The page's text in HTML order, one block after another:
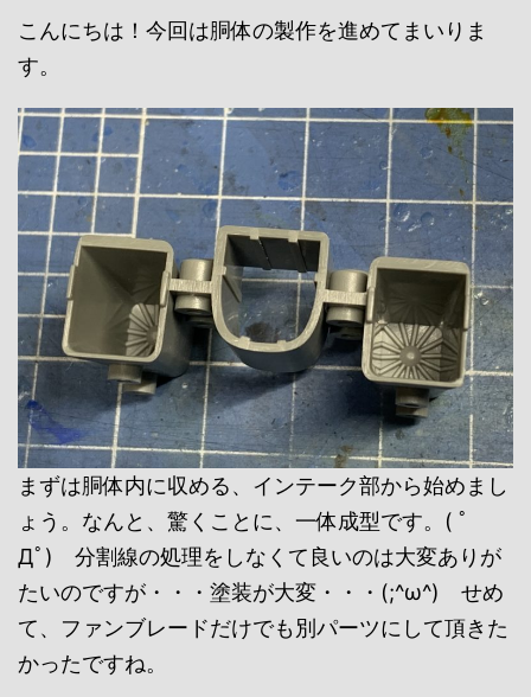
こんにちは！今回は胴体の製作を進めてまいりま
す。
まずは胴体内に収める、インテーク部から始めまし
ょう。なんと、驚くことに、一体成型です。( ﾟ
Дﾟ) 分割線の処理をしなくて良いのは大変ありが
たいのですが・・・塗装が大変・・・(;^ω^) せめ
て、ファンブレードだけでも別パーツにして頂きた
かったですね。